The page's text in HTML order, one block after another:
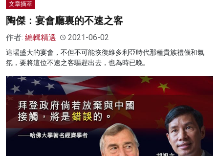
文章摘萃
陶傑：宴會廳裏的不速之客
作者: 編輯精選 2021-06-02
這場盛大的宴會，不但不可能恢復維多利亞時代那種貴族禮儀和氣
氛，要將這位不速之客驅趕出去，也為時已晚。